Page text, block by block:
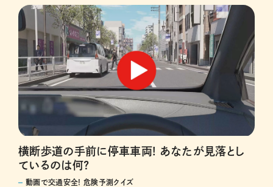
横断歩道の手前に停車車両! あなたが見落とし
ているのは何?
動画で交通安全! 危険予測クイズ